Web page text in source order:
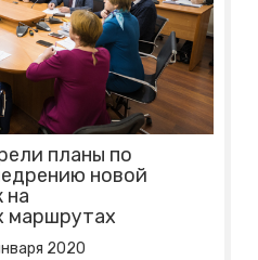
планы по
новой
на
маршрутах
2020